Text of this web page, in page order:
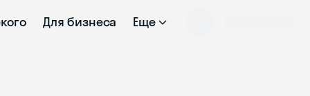
Для бизнеса Еще